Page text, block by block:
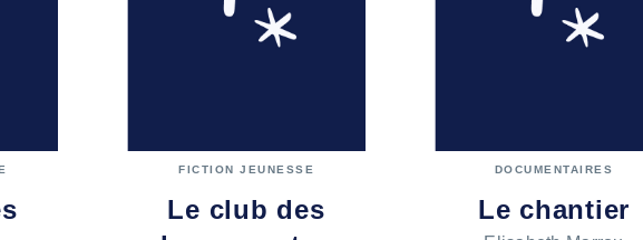
FICTION JEUNESSE
Le club des
DOCUMENTAIRES
Le chantier